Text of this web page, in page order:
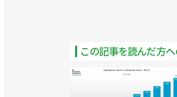
>>ロボットの導入・運用
>>今年度最初のSIer’s
この記事を読んだ方